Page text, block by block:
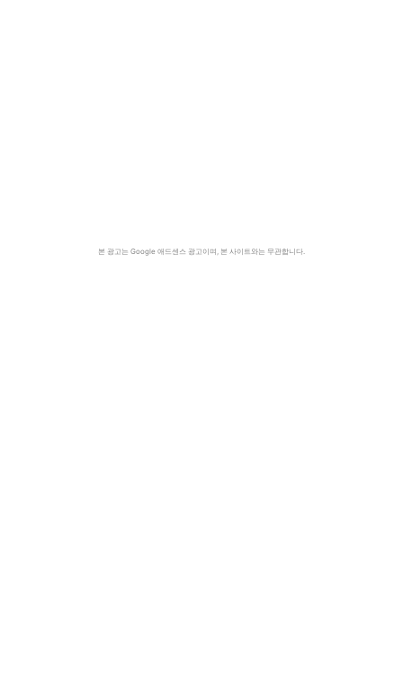
본 광고는 Google 애드센스 광고이며, 본 사이트와는 무관합니다.